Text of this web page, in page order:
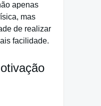
apenas
mas
de realizar
facilidade.